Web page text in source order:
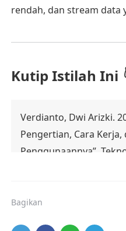
rendah, dan stream data
Kutip Istilah Ini
Verdianto, Dwi Arizki.
Pengertian, Cara Kerja,
Penggunaannya”.
Bagikan